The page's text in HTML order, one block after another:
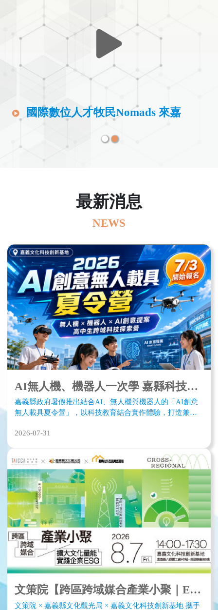
第二屆AI創意無人載具夏令營
國際數位人才牧民Nomads 來嘉
最新消息
NEWS
AI無人機、機器人一次學 嘉縣科技夏令營開放報名冠軍抱回萬元獎金
嘉義縣政府暑假推出結合AI、無人機與機器人的「AI創意
無人載具夏令營」，以科技教育結合實作體驗，打造兼具
2026-07-31
文策院【跨區跨域媒合產業小聚｜ESG 主題專場】
文策院 × 嘉義縣文化觀光局 × 嘉義文化科技創新基地 攜手